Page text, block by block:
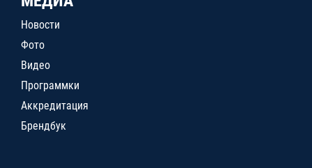
Новости
Фото
Видео
Программки
Аккредитация
Брендбук